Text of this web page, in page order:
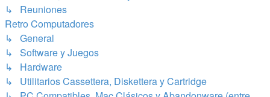
↳ Reuniones
Retro Computadores
↳ General
↳ Software y Juegos
↳ Hardware
↳ Utilitarios Cassettera, Diskettera y Cartridge